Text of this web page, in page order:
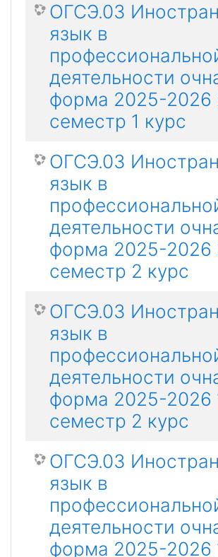
ОГСЭ.03
язык в
деятельности
форма 2025-2026
семестр 1 курс
ОГСЭ.03
язык в
деятельности
форма 2025-2026
семестр 2 курс
ОГСЭ.03
язык в
деятельности
форма 2025-2026
семестр 2 курс
ОГСЭ.03
язык в
деятельности
форма 2025-2026